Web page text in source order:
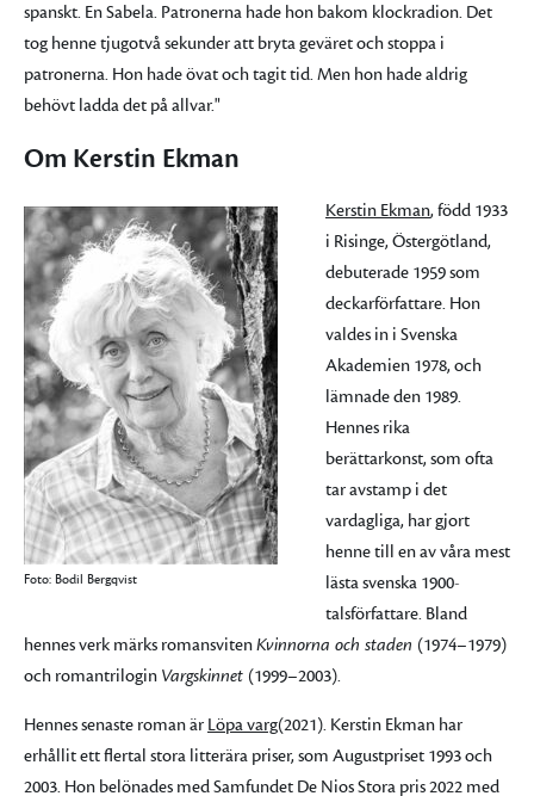
spanskt. En Sabela. Patronerna hade hon bakom klockradion. Det
tog henne tjugotvå sekunder att bryta geväret och stoppa i
patronerna. Hon hade övat och tagit tid. Men hon hade aldrig
behövt ladda det på allvar."
Om Kerstin Ekman
Foto: Bodil Bergqvist
Kerstin Ekman, född 1933
i Risinge, Östergötland,
debuterade 1959 som
deckarförfattare. Hon
valdes in i Svenska
Akademien 1978, och
lämnade den 1989.
Hennes rika
berättarkonst, som ofta
tar avstamp i det
vardagliga, har gjort
henne till en av våra mest
lästa svenska 1900-
talsförfattare. Bland
hennes verk märks romansvitenKvinnorna och staden (1974–1979)
och romantrilogin Vargskinnet (1999–2003).
Hennes senaste roman är Löpa varg(2021). Kerstin Ekman har
erhållit ett flertal stora litterära priser, som Augustpriset 1993 och
2003. Hon belönades med Samfundet De Nios Stora pris 2022 med